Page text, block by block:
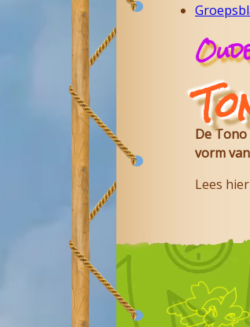
De
vorm
Lees